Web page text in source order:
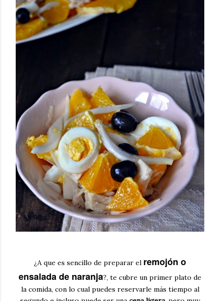
¿A que es sencillo de preparar el remojón o
ensalada de naranja?, te cubre un primer plato de
la comida, con lo cual puedes reservarle más tiempo al